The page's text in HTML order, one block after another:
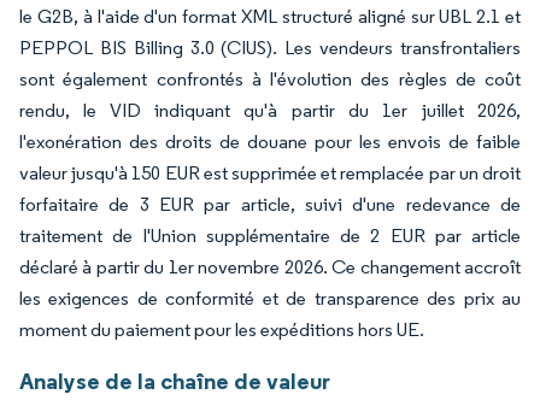
le G2B, à l'aide d'un format XML structuré aligné sur UBL 2.1 et
PEPPOL BIS Billing 3.0 (CIUS). Les vendeurs transfrontaliers
sont également confrontés à l'évolution des règles de coût
rendu, le VID indiquant qu'à partir du 1er juillet 2026,
l'exonération des droits de douane pour les envois de faible
valeur jusqu'à 150 EUR est supprimée et remplacée par un droit
forfaitaire de 3 EUR par article, suivi d'une redevance de
traitement de l'Union supplémentaire de 2 EUR par article
déclaré à partir du 1er novembre 2026. Ce changement accroît
les exigences de conformité et de transparence des prix au
moment du paiement pour les expéditions hors UE.
Analyse de la chaîne de valeur